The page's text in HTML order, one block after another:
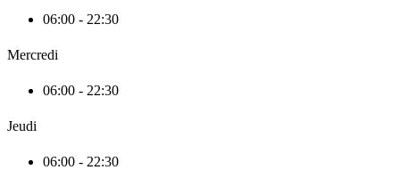
06:00 - 22:30
Mercredi
06:00 - 22:30
Jeudi
06:00 - 22:30